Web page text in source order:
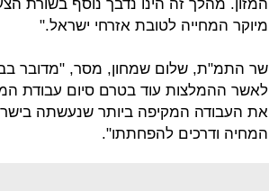
המזון. מהלך זה הינו נדבך נוסף
מיוקר המחייה לטובת אזרחי ישראל."
שר התמ"ת, שלום שמחון, מסר, "מדובר
לאשר ההמלצות עוד בטרם סיום עבודת
את העבודה המקיפה ביותר שנעשתה
המחיה ודרכים להפחתתו".